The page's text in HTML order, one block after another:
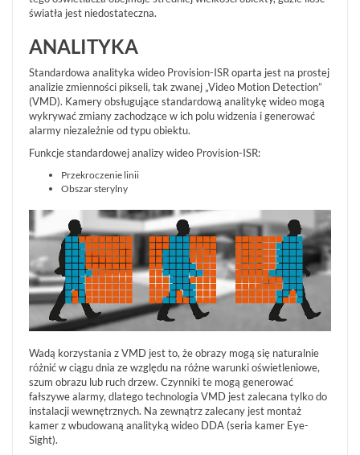
AKCESORIA
MOBILNE
LICENCJE
BCS
MANAGER
ZESTAWY
(29)
NOWOŚCI
(102)
PROMOCJE
(74)
LOGOWANIE
REJESTRACJA
KONFIGURATOR
Informacje
FIRMIE
AKTUALNOŚCI
KONTAKT
CENNIKI
REKLAMACJE
DANE
SKLEPU
światła jest niedostateczna.
ANALITYKA
Standardowa analityka wideo Provision-ISR oparta jest na prostej
analizie zmienności pikseli, tak zwanej „Video Motion Detection”
(VMD). Kamery obsługujące standardową analitykę wideo mogą
wykrywać zmiany zachodzące w ich polu widzenia i generować
alarmy niezależnie od typu obiektu.
Funkcje standardowej analizy wideo Provision-ISR:
Przekroczenie linii
Obszar sterylny
Wadą korzystania z VMD jest to, że obrazy mogą się naturalnie
różnić w ciągu dnia ze względu na różne warunki oświetleniowe,
szum obrazu lub ruch drzew. Czynniki te mogą generować
fałszywe alarmy, dlatego technologia VMD jest zalecana tylko do
instalacji wewnętrznych. Na zewnątrz zalecany jest montaż
kamer z wbudowaną analityką wideo DDA (seria kamer Eye-
Sight).